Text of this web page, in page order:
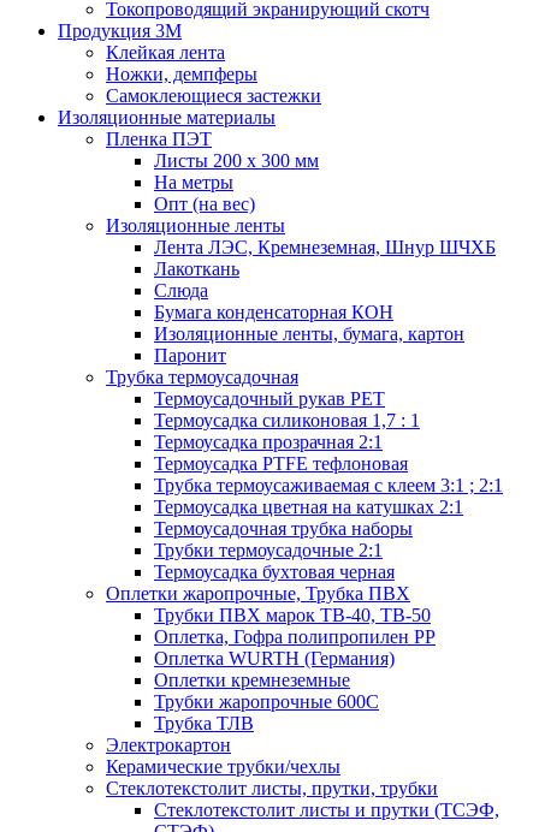
Токопроводящий экранирующий скотч
Продукция 3M
Клейкая лента
Ножки, демпферы
Самоклеющиеся застежки
Изоляционные материалы
Пленка ПЭТ
Листы 200 х 300 мм
На метры
Опт (на вес)
Изоляционные ленты
Лента ЛЭС, Кремнеземная, Шнур ШЧХБ
Лакоткань
Слюда
Бумага конденсаторная КОН
Изоляционные ленты, бумага, картон
Паронит
Трубка термоусадочная
Термоусадочный рукав PET
Термоусадка силиконовая 1,7 : 1
Термоусадка прозрачная 2:1
Термоусадка PTFE тефлоновая
Трубка термоусаживаемая с клеем 3:1 ; 2:1
Термоусадка цветная на катушках 2:1
Термоусадочная трубка наборы
Трубки термоусадочные 2:1
Термоусадка бухтовая черная
Оплетки жаропрочные, Трубка ПВХ
Трубки ПВХ марок ТВ-40, ТВ-50
Оплетка, Гофра полипропилен PP
Оплетка WURTH (Германия)
Оплетки кремнеземные
Трубки жаропрочные 600С
Трубка ТЛВ
Электрокартон
Керамические трубки/чехлы
Cтеклотекстолит листы, прутки, трубки
Стеклотекстолит листы и прутки (ТСЭФ,